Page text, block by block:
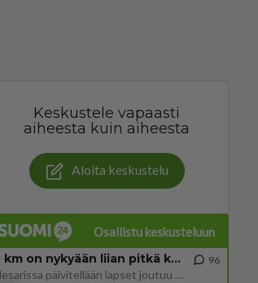
Keskustele vapaasti
aiheesta kuin aiheesta
Aloita keskustelu
Osallistu keskusteluun
2 km on nykyään liian pitkä koulumatka
Hesarissa päivitellään lapset joutuu nyt kulkemaan 2 km kouluun jösses. Ruostefillarilla tuo matka menee vaikka miten äk
96